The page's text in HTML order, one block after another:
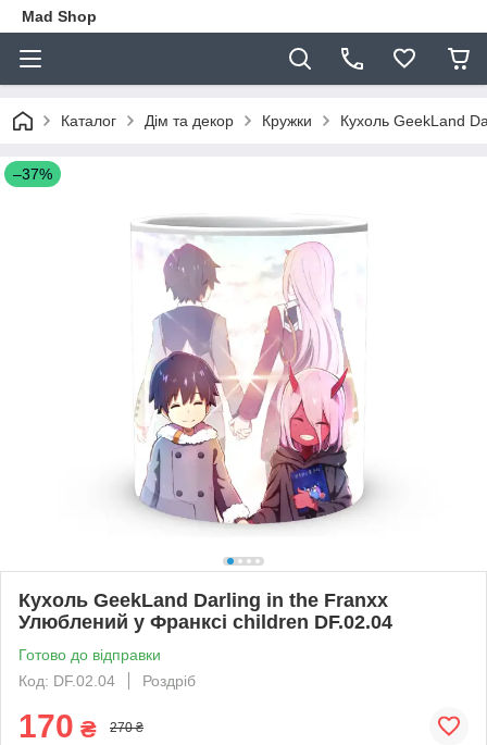
Mad Shop
Каталог Дім та декор Кружки Кухоль GeekLand
–37%
Кухоль GeekLand Darling in the Franxx
Улюблений у Франксі children DF.02.04
Готово до відправки
Код: DF.02.04
Роздріб
170 ₴ 270 ₴